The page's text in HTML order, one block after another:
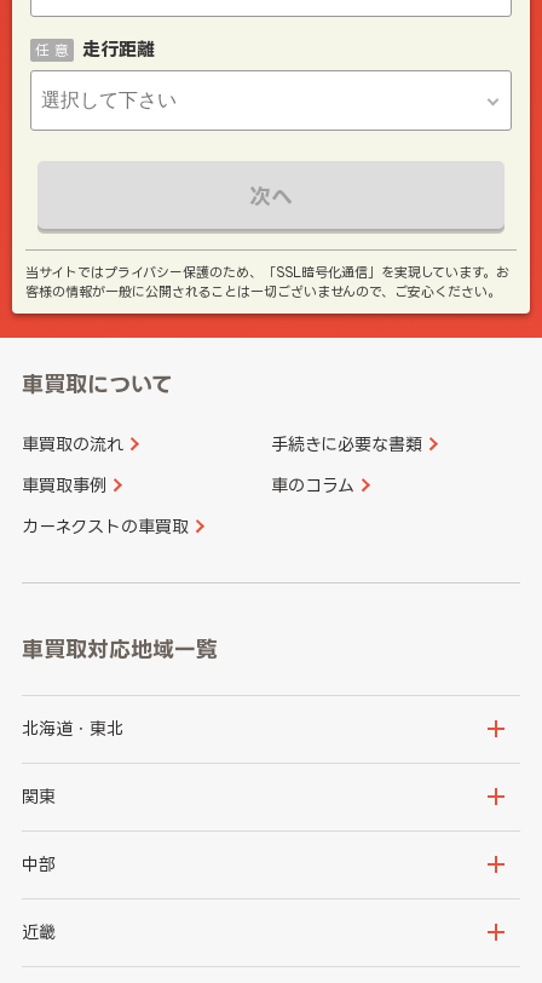
走行距離
任 意
次へ
当サイトではプライバシー保護のため、「SSL暗号化通信」を実現しています。お
客様の情報が一般に公開されることは一切ございませんので、ご安心ください。
車買取について
車買取の流れ 手続きに必要な書類
車買取事例 車のコラム
カーネクストの車買取
車買取対応地域一覧
北海道・東北
北海道
岩手県
秋田県
関東
茨城県
群馬県
中部
新潟県
近畿